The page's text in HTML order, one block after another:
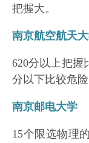
把握大。
南京航空航天
620分以上把握
分以下比较危险
南京邮电大学
15个限选物理